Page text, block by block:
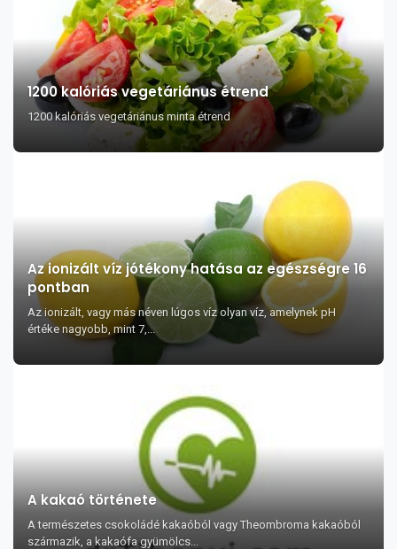
1200 kalóriás vegetáriánus étrend
1200 kalóriás vegetáriánus minta étrend
Az ionizált víz jótékony hatása az egészségre 16
pontban
Az ionizált, vagy más néven lúgos víz olyan víz, amelynek pH
értéke nagyobb, mint 7,...
A kakaó története
A természetes csokoládé kakaóból vagy Theombroma kakaóból
származik, a kakaófa gyümölcs...